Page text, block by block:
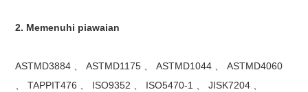
2. Memenuhi piawaian
ASTMD3884 、 ASTMD1175 、 ASTMD1044 、 ASTMD4060
、 TAPPIT476 、 ISO9352 、 ISO5470-1 、 JISK7204 、